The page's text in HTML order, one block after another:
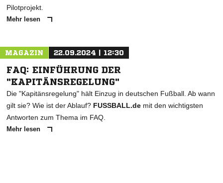
Pilotprojekt.
Mehr lesen
MAGAZIN 22.09.2024 | 12:30
FAQ: EINFÜHRUNG DER
"KAPITÄNSREGELUNG"
Die "Kapitänsregelung" hält Einzug in deutschen Fußball. Ab wann
gilt sie? Wie ist der Ablauf? FUSSBALL.de mit den wichtigsten
Antworten zum Thema im FAQ.
Mehr lesen